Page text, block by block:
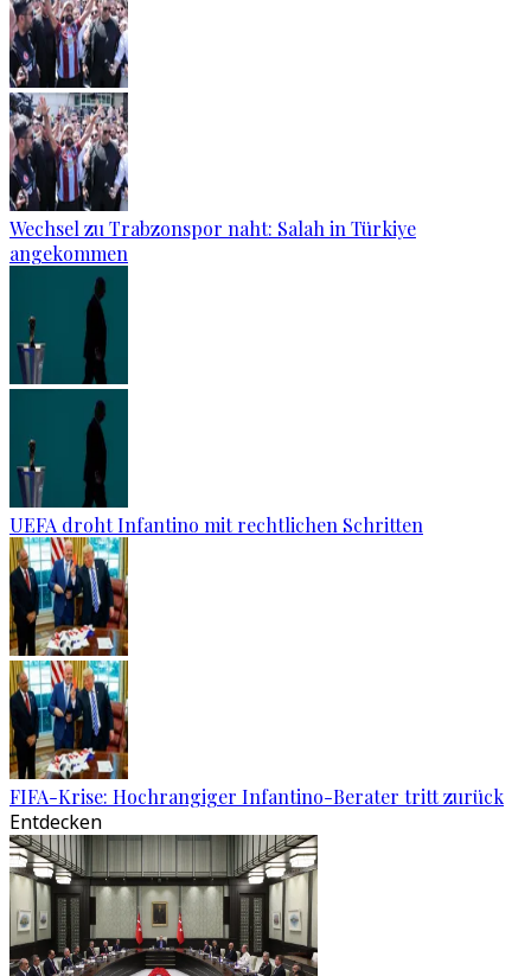
Wechsel zu Trabzonspor naht: Salah in Türkiye
angekommen
UEFA droht Infantino mit rechtlichen Schritten
FIFA-Krise: Hochrangiger Infantino-Berater tritt zurück
Entdecken